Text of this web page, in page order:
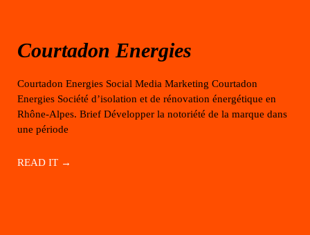
Courtadon Energies
Courtadon Energies Social Media Marketing Courtadon
Energies Société d’isolation et de rénovation énergétique en
Rhône-Alpes. Brief Développer la notoriété de la marque dans
une période
READ IT →